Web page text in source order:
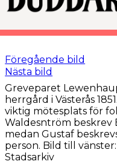
Föregående bild
Nästa bild
Greveparet
herrgård i Västerås
viktig mötesplats för
Waldesntröm beskrev
medan Gustaf
person. Bild till
Stadsarkiv